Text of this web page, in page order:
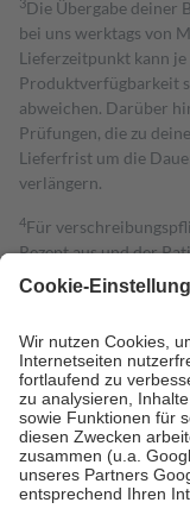
3Die Übergabe deiner
bei uns werktags von
Lieferzeitpunkt kann
Produktverfügbarkeit
abweichen. Darüber
Prüfungen, die zu
Lieferfrist um die
verlängern.
4Für
Rezept aus und der
gesetzliche
Kosten dafür, der
Grundsätzlich leisten
Prozent des
höchstens zehn Euro.
Kosten der Leistung
Diese Regeln gelten
Bei Heilmitteln und
Zuzahlung zehn